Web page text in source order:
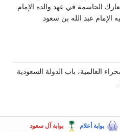
في عهد والده الإمام
عبد الله بن سعود
باب الدولة السعودية
بوابة أعلام
بوابة آل سعود